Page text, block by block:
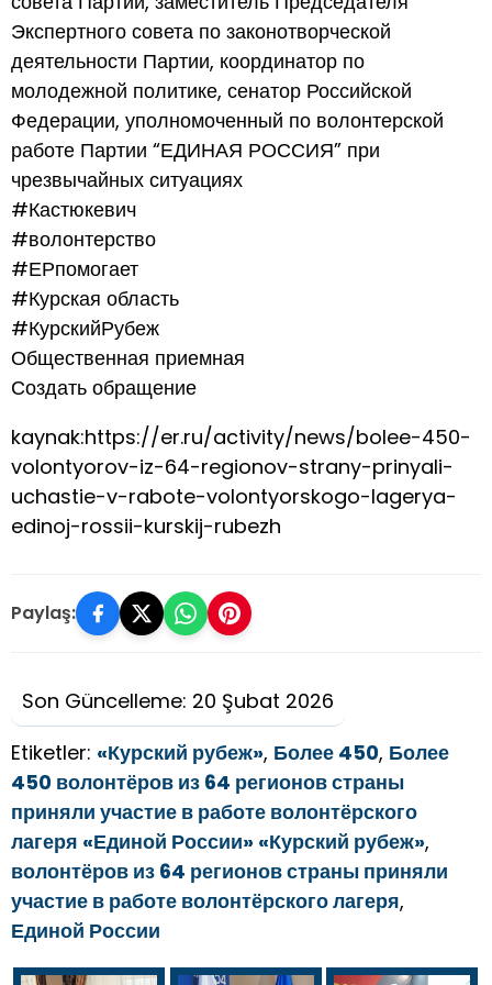
Экспертного совета по законотворческой
деятельности Партии, координатор по
молодежной политике, сенатор Российской
Федерации, уполномоченный по волонтерской
работе Партии “ЕДИНАЯ РОССИЯ” при
чрезвычайных ситуациях
#Кастюкевич
#волонтерство
#ЕРпомогает
#Курская область
#КурскийРубеж
Общественная приемная
Создать обращение
kaynak:https://er.ru/activity/news/bolee-450-
volontyorov-iz-64-regionov-strany-prinyali-
uchastie-v-rabote-volontyorskogo-lagerya-
edinoj-rossii-kurskij-rubezh
Paylaş:
Son Güncelleme: 20 Şubat 2026
Etiketler: «Курский рубеж», Более 450, Более
450 волонтёров из 64 регионов страны
приняли участие в работе волонтёрского
лагеря «Единой России» «Курский рубеж»,
волонтёров из 64 регионов страны приняли
участие в работе волонтёрского лагеря,
Единой России